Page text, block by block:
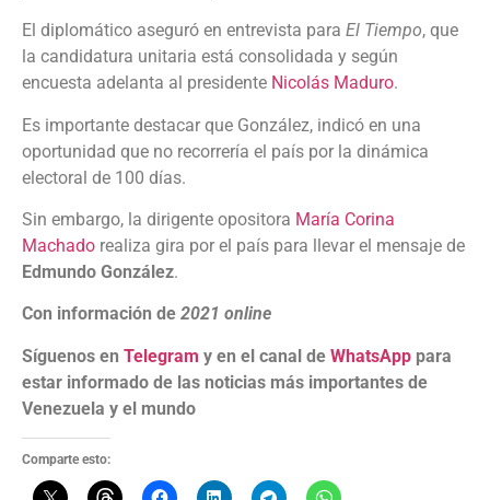
El diplomático aseguró en entrevista para El Tiempo, que
la candidatura unitaria está consolidada y según
encuesta adelanta al presidente Nicolás Maduro.
Es importante destacar que González, indicó en una
oportunidad que no recorrería el país por la dinámica
electoral de 100 días.
Sin embargo, la dirigente opositora María Corina
Machado realiza gira por el país para llevar el mensaje de
Edmundo González.
Con información de 2021 online
Síguenos en Telegram y en el canal de WhatsApp para
estar informado de las noticias más importantes de
Venezuela y el mundo
Comparte esto: